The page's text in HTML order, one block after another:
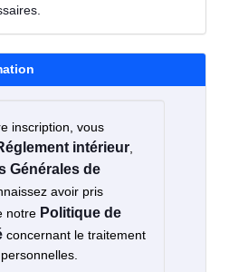
inscription, vous
intérieur
Générales de
avoir pris
notre Politique de
concernant le traitement